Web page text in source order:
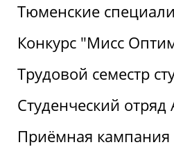
Тюменские
Конкурс "Мисс
Трудовой семестр
Студенческий отряд
Приёмная кампания